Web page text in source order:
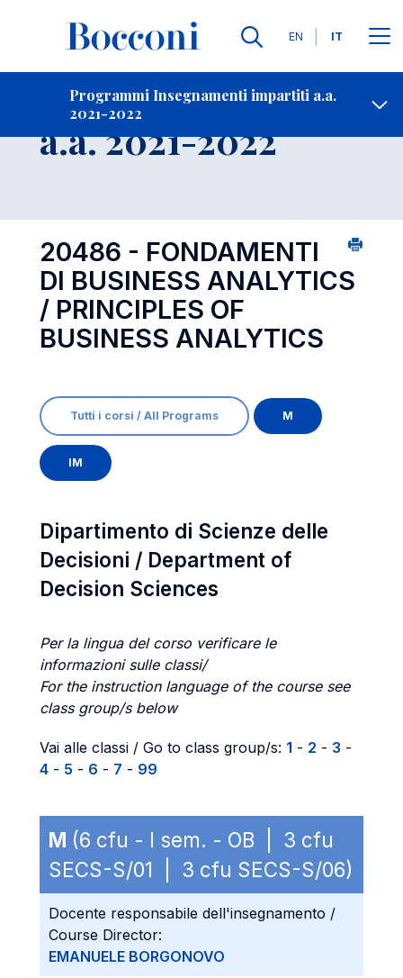
Lingue
EN IT
Programmi Insegnamenti impartiti a.a.
2021-2022
Contatti
Insegnamento
a.a. 2021-2022
20486 - FONDAMENTI
DI BUSINESS ANALYTICS
/ PRINCIPLES OF
BUSINESS ANALYTICS
Tutti i corsi / All Programs M
IM
Dipartimento di Scienze delle
Decisioni / Department of
Decision Sciences
Per la lingua del corso verificare le
informazioni sulle classi/
For the instruction language of the course see
class group/s below
Vai alle classi / Go to class group/s: 1 - 2 - 3 -
4 - 5 - 6 - 7 - 99
M (6 cfu - I sem. - OB | 3 cfu
SECS-S/01 | 3 cfu SECS-S/06)
Docente responsabile dell'insegnamento /
Course Director:
EMANUELE BORGONOVO